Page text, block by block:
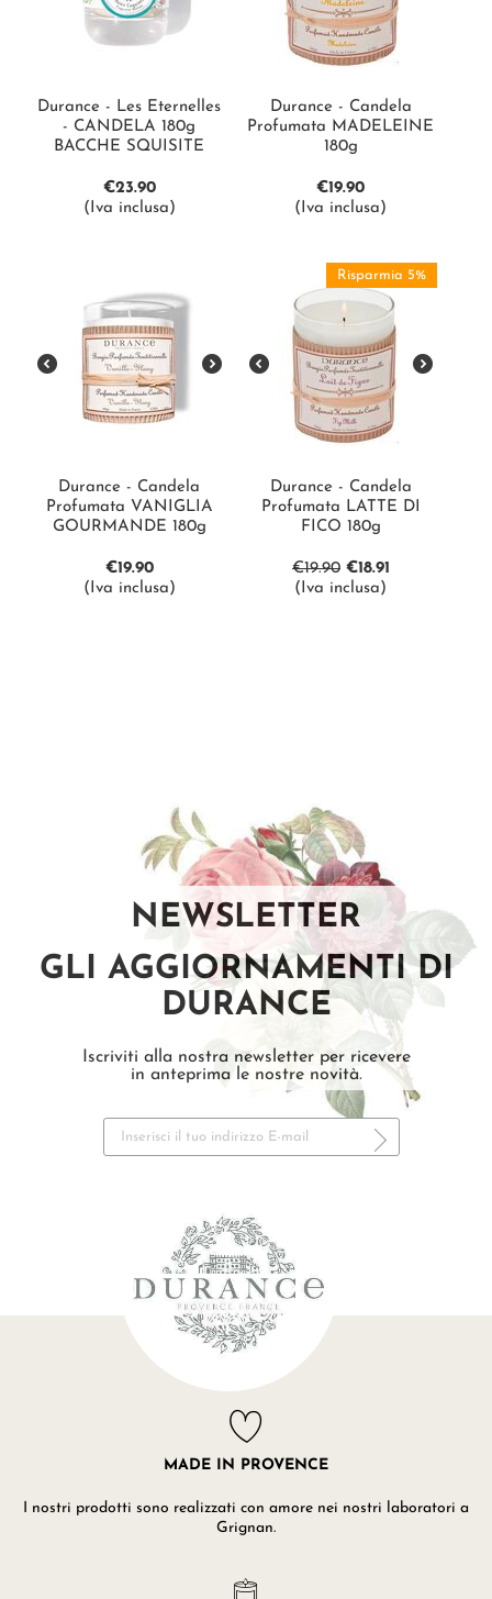
Durance - Les Eternelles
- CANDELA 180g
BACCHE SQUISITE
€23.90
(Iva inclusa)
Durance - Candela
Profumata MADELEINE
180g
€19.90
(Iva inclusa)
Durance - Candela
Profumata VANIGLIA
GOURMANDE 180g
€19.90
(Iva inclusa)
Risparmia 5%
Durance - Candela
Profumata LATTE DI
FICO 180g
€19.90 €18.91
(Iva inclusa)
NEWSLETTER
GLI AGGIORNAMENTI DI
DURANCE
Iscriviti alla nostra newsletter per ricevere
in anteprima le nostre novità.
MADE IN PROVENCE
I nostri prodotti sono realizzati con amore nei nostri laboratori a
Grignan.